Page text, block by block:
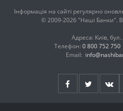
Інформація на сайті регулярно
© 2009-2026 "Наші Банки".
Адреса: Київ,
Телефон: 0 800 752 750
Email: